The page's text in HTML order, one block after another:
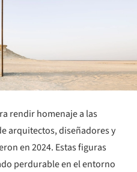
rendir homenaje a las
arquitectos, diseñadores y
en 2024. Estas figuras
perdurable en el entorno